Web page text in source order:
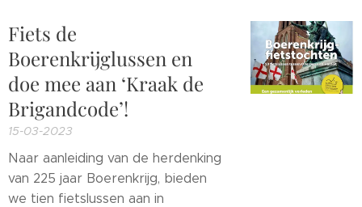
Fiets de
Boerenkrijglussen en
doe mee aan ‘Kraak de
Brigandcode’!
15-03-2023
Naar aanleiding van de herdenking
van 225 jaar Boerenkrijg, bieden
we tien fietslussen aan in